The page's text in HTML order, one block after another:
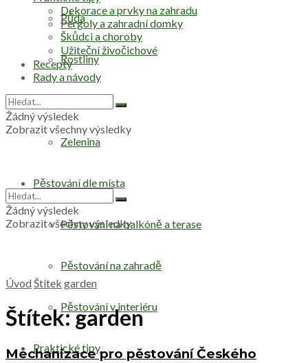
Půda
Rostliny
Zelenina
Pěstování dle místa
Pěstování na balkóně a terase
Pěstování na zahradě
Pěstování v interiéru
Praktické tipy
Dekorace a prvky na zahradu
Pergoly a zahradní domky
Škůdci a choroby
Užiteční živočichové
Recepty
Rady a návody
Žádný výsledek
Zobrazit všechny výsledky
Žádný výsledek
Zobrazit všechny výsledky
Úvod Štítek garden
Štítek:garden
Mechanizace pro pěstování Českého